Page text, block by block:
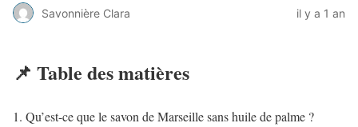
Savonnière Clara il y a 1 an
📌 Table des matières
Qu’est-ce que le savon de Marseille sans huile de palme ?